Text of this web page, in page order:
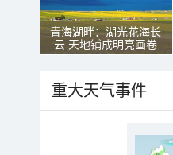
青海湖畔：湖光花海长
云 天地铺成明亮画卷
重大天气事件